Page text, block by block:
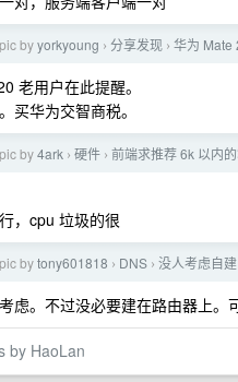
byyorkyoung › 分享发现 › 华为 Mate
老用户在此提醒。
买华为交智商税。
by4ark › 硬件 › 前端求推荐 6k 以内
，cpu 垃圾的很
bytony601818 › DNS › 没人考虑自
虑。不过没必要建在路由器上。
by HaoLan